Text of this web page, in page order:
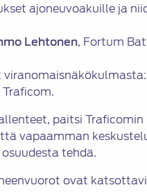
ajoneuvoakuille ja
Lehtonen, Fortum
Traficom.
paitsi Traficomin
vapaamman
tehdä.
ovat